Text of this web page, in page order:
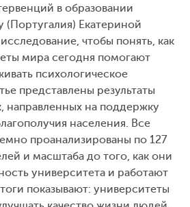
в образовании
(Португалия) Екатериной
чтобы понять, как
мира сегодня помогают
психологическое
представлены результаты
направленных на поддержку
населения. Все
проанализированы по 127
и масштаба до того, как они
университета и работают
показывают: университеты